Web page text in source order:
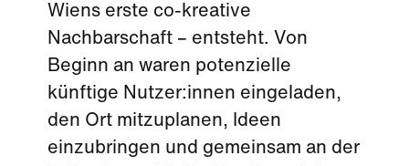
Wiens erste co-kreative
Nachbarschaft – entsteht. Von
Beginn an waren potenzielle
künftige Nutzer:innen eingeladen,
den Ort mitzuplanen, Ideen
einzubringen und gemeinsam an der